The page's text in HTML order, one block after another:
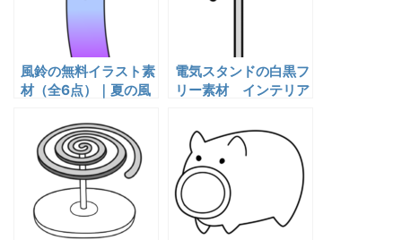
風鈴の無料イラスト素
材（全6点）｜夏の風
用利用OK
電気スタンドの白黒フ
リー素材 インテリア